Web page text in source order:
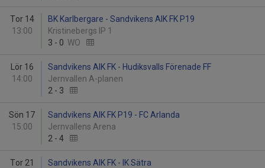
Tor 14
13:00
BK Karlbergare - Sandvikens AIK FK P19
Kristinebergs IP 1
3 - 0 WO
Lör 16
14:00
Sandvikens AIK FK - Hudiksvalls Förenade FF
Jernvallen A-planen
2 - 3
Sön 17
15:00
Sandvikens AIK FK P19 - FC Arlanda
Jernvallens Arena
2 - 4
Tor 21
Sandvikens AIK FK - IK Sätra